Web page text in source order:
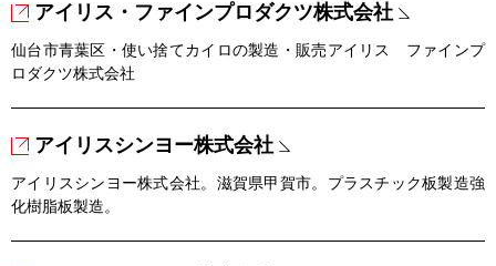
アイリス・ファインプロダクツ株式会社
仙台市青葉区・使い捨てカイロの製造・販売アイリス ファインプ
ロダクツ株式会社
アイリスシンヨー株式会社
アイリスシンヨー株式会社。滋賀県甲賀市。プラスチック板製造強
化樹脂板製造。